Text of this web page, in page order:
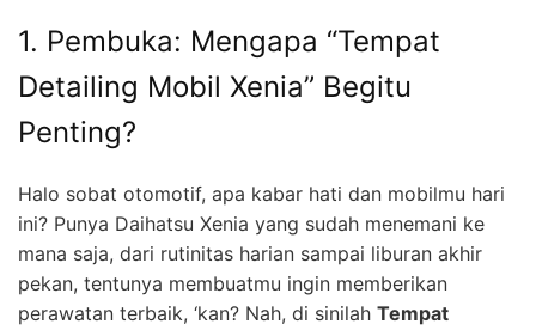
1. Pembuka: Mengapa “Tempat
Detailing Mobil Xenia” Begitu
Penting?
Halo sobat otomotif, apa kabar hati dan mobilmu hari
ini? Punya Daihatsu Xenia yang sudah menemani ke
mana saja, dari rutinitas harian sampai liburan akhir
pekan, tentunya membuatmu ingin memberikan
perawatan terbaik, ‘kan? Nah, di sinilah Tempat